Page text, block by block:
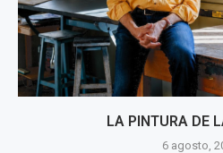
LA PINTURA DE
6 agosto,